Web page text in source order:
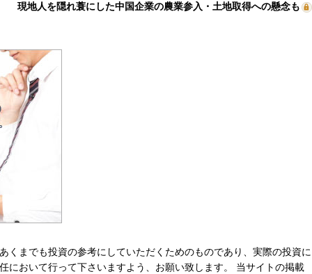
現地人を隠れ蓑にした中国企業の農業参入・土地取得への懸念も
くまでも投資の参考にしていただくためのものであり、実際の投資に
において行って下さいますよう、お願い致します。 当サイトの掲載